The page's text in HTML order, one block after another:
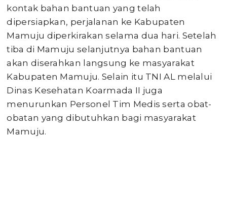
kontak bahan bantuan yang telah
dipersiapkan, perjalanan ke Kabupaten
Mamuju diperkirakan selama dua hari. Setelah
tiba di Mamuju selanjutnya bahan bantuan
akan diserahkan langsung ke masyarakat
Kabupaten Mamuju. Selain itu TNI AL melalui
Dinas Kesehatan Koarmada II juga
menurunkan Personel Tim Medis serta obat-
obatan yang dibutuhkan bagi masyarakat
Mamuju.